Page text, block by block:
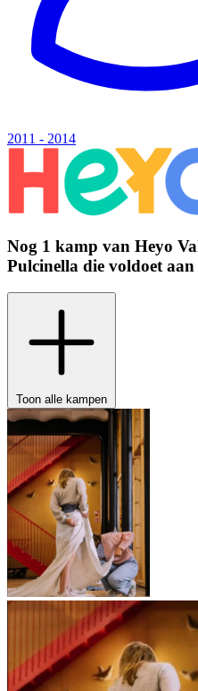
2011 - 2014
Nog 1 kamp van Heyo
Pulcinella die voldoet
Toon alle kampen